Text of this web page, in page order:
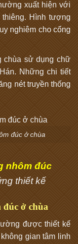
xuất hiện với
Hình tượng
nghiêm cho cổng
chùa sử dụng chữ
Những chi tiết
nét truyền thống
đúc ở chùa
nhôm đúc
thiết kế
đúc ở chùa
được thiết kế
gian tâm linh